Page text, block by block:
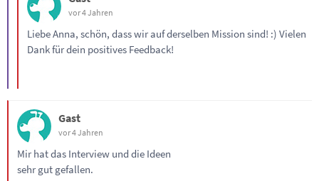
vor 4 Jahren
Liebe Anna, schön, dass wir auf derselben Mission sind! :) Vielen
Dank für dein positives Feedback!
Gast
vor 4 Jahren
Mir hat das Interview und die Ideen
sehr gut gefallen.